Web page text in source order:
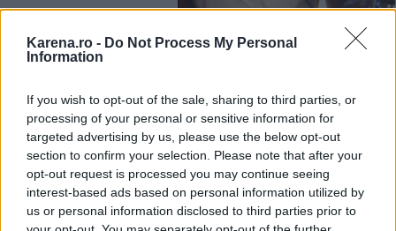
Karena.ro - Do Not Process My Personal
Information
If you wish to opt-out of the sale, sharing to third parties, or
processing of your personal or sensitive information for
targeted advertising by us, please use the below opt-out
section to confirm your selection. Please note that after your
opt-out request is processed you may continue seeing
interest-based ads based on personal information utilized by
us or personal information disclosed to third parties prior to
Tema nuntii voastre
este dragostea si
romantismul? Acest
lumanari cu inimi unite
poate fi alegerea ideala pentru marturiile nuntii
voastre.
Pret: 5,99 / buc.
www.accesoriievenimente.ro